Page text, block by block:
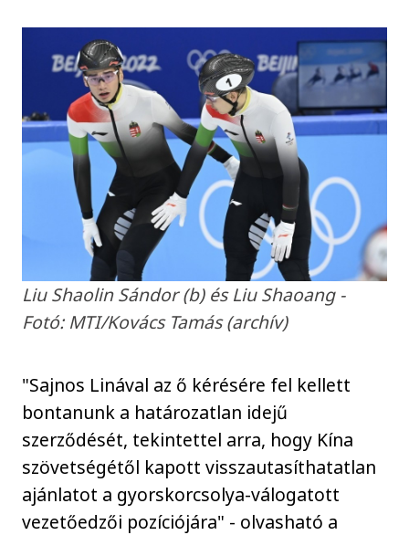
Liu Shaolin Sándor (b) és Liu Shaoang -
Fotó: MTI/Kovács Tamás (archív)
"Sajnos Linával az ő kérésére fel kellett
bontanunk a határozatlan idejű
szerződését, tekintettel arra, hogy Kína
szövetségétől kapott visszautasíthatatlan
ajánlatot a gyorskorcsolya-válogatott
vezetőedzői pozíciójára" - olvasható a